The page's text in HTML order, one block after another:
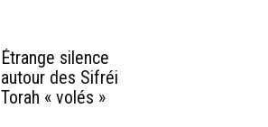
Étrange silence
autour des Sifréi
Torah « volés »